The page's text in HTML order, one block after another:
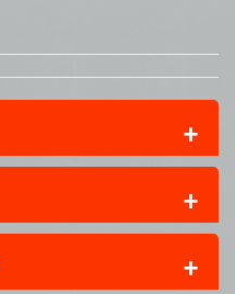
+
+
+